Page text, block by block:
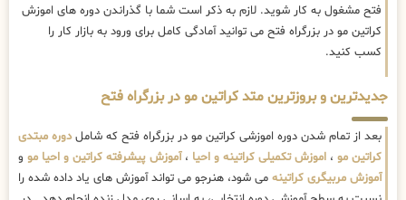
فتح مشغول به کار شوید. لازم به ذکر است شما با گذراندن دوره های اموزش
کراتین مو در بزرگراه فتح می توانید آمادگی کامل برای ورود به بازار کار را
کسب کنید.
جدیدترین و بروزترین متد کراتین مو در بزرگراه فتح
بعد از تمام شدن دوره اموزشی کراتین مو در بزرگراه فتح که شاملدوره مبتدی
کراتین مو ، اموزش تکمیلی کراتینه و احیا ،آموزش پیشرفته کراتین و احیا مو و
آموزش مربیگری کراتینه می شود، هنرجو می تواند آموزش های یاد داده شده را